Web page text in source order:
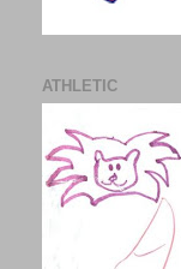
ATHLETIC